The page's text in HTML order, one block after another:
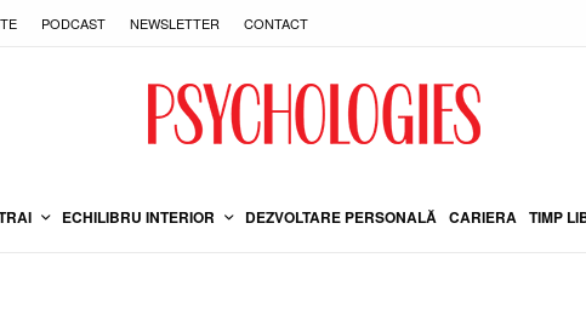
PODCAST NEWSLETTER CONTACT
ECHILIBRU INTERIOR DEZVOLTARE PERSONALĂ CARIERA TIMP